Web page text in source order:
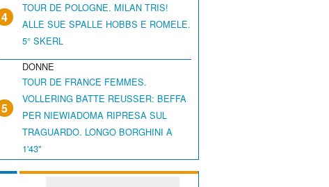
4
TOUR DE POLOGNE. MILAN TRIS!
ALLE SUE SPALLE HOBBS E ROMELE.
5° SKERL
5
DONNE
TOUR DE FRANCE FEMMES.
VOLLERING BATTE REUSSER: BEFFA
PER NIEWIADOMA RIPRESA SUL
TRAGUARDO. LONGO BORGHINI A
1'43"